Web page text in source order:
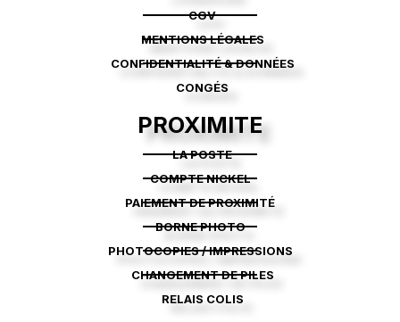
CGV
MENTIONS LÉGALES
CONFIDENTIALITÉ & DONNÉES
CONGÉS
PROXIMITE
LA POSTE
COMPTE NICKEL
PAIEMENT DE PROXIMITÉ
BORNE PHOTO
PHOTOCOPIES / IMPRESSIONS
CHANGEMENT DE PILES
RELAIS COLIS